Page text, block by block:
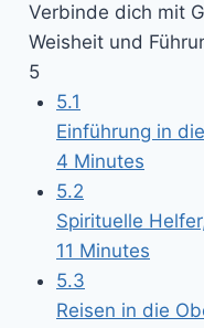
Verbinde dich mit
Weisheit und
5
5.1
Einführung in
4 Minutes
5.2
Spirituelle
11 Minutes
5.3
Reisen in die